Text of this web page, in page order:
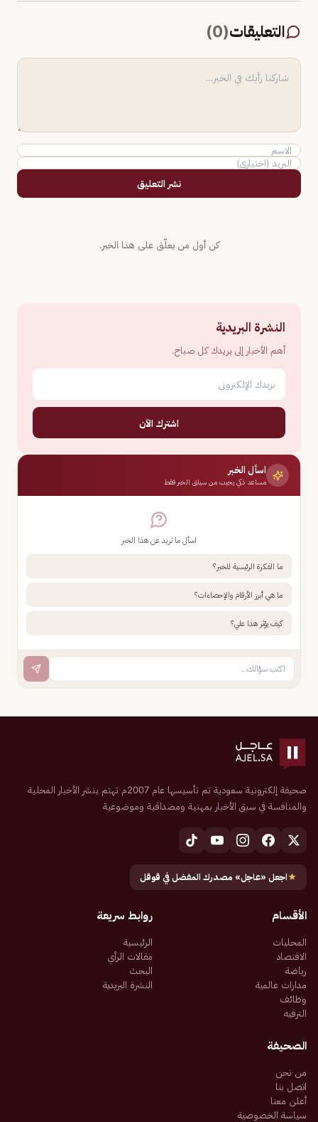
التعليقات(
0
)
نشر التعليق
كن أول من يعلّق على هذا الخبر.
النشرة البريدية
أهم الأخبار إلى بريدك كل صباح.
اشترك الآن
اسأل الخبر
مساعد ذكي يجيب من سياق الخبر فقط
اسأل ما تريد عن هذا الخبر
ما الفكرة الرئيسية للخبر؟
ما هي أبرز الأرقام والإحصاءات؟
كيف يؤثر هذا علي؟
صحيفة إلكترونية سعودية تم تأسيسها عام 2007م تهتم بنشر الأخبار المحلية
والمنافسة في سبق الأخبار بمهنية ومصداقية وموضوعية
★اجعل «عاجل» مصدرك المفضل في قوقل
الأقسام
المحليات
الاقتصاد
رياضة
مدارات عالمية
وظائف
الترفيه
روابط سريعة
الرئيسية
مقالات الرأي
البحث
النشرة البريدية
الصحيفة
من نحن
اتصل بنا
أعلن معنا
سياسة الخصوصية